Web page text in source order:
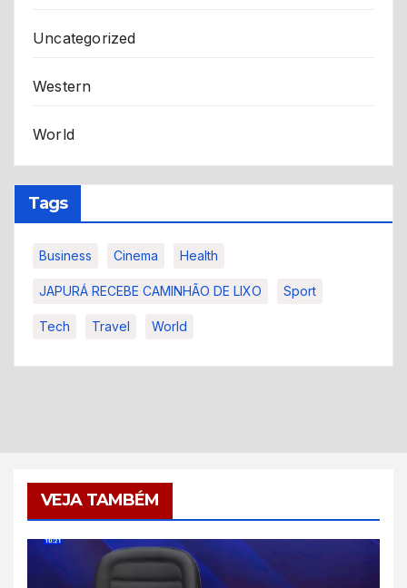
Uncategorized
Western
World
Tags
Business Cinema Health
JAPURÁ RECEBE CAMINHÃO DE LIXO Sport
Tech Travel World
VEJA TAMBÉM